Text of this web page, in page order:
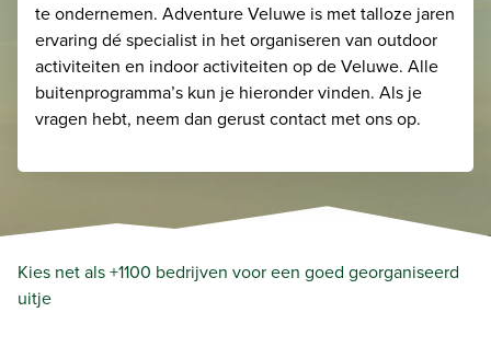
te ondernemen. Adventure Veluwe is met talloze jaren
ervaring dé specialist in het organiseren van outdoor
activiteiten en indoor activiteiten op de Veluwe. Alle
buitenprogramma’s kun je hieronder vinden. Als je
vragen hebt, neem dan gerust contact met ons op.
Kies net als +1100 bedrijven voor een goed georganiseerd
uitje